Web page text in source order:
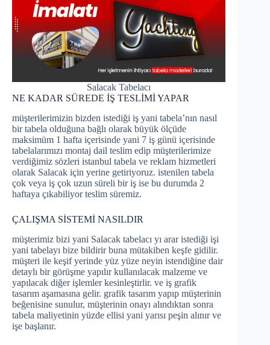
Salacak Tabelacı
NE KADAR SÜREDE İŞ TESLİMİ YAPAR
müşterilerimizin bizden istediği iş yani tabela’nın nasıl
bir tabela olduğuna bağlı olarak büyük ölçüde
maksimüm 1 hafta içerisinde yani 7 iş günü içerisinde
tabelalarımızı montaj dail teslim edip müşterilerimize
verdiğimiz sözleri istanbul tabela ve reklam hizmetleri
olarak Salacak için yerine getiriyoruz. istenilen tabela
çok veya iş çok uzun süreli bir iş ise bu durumda 2
haftaya çıkabiliyor teslim süremiz.
ÇALIŞMA SİSTEMİ NASILDIR
müşterimiz bizi yani Salacak tabelacı yı arar istediği işi
yani tabelayı bize bildirir buna mütakiben keşfe gidilir.
müşteri ile keşif yerinde yüz yüze neyin istendiğine dair
detaylı bir görüşme yapılır kullanılacak malzeme ve
yapılacak diğer işlemler kesinleştirlir. ve iş grafik
tasarım aşamasına gelir. grafik tasarım yapıp müşterinin
beğenisine sunulur, müşterinin onayı alındıktan sonra
tabela maliyetinin yüzde ellisi yani yarısı peşin alınır ve
işe başlanır.